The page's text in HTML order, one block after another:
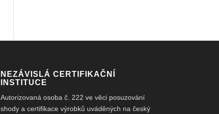
NEZÁVISLÁ CERTIFIKAČNÍ
INSTITUCE
Autorizovaná osoba č. 222 ve věci posuzování
shody a certifikace výrobků uváděných na český